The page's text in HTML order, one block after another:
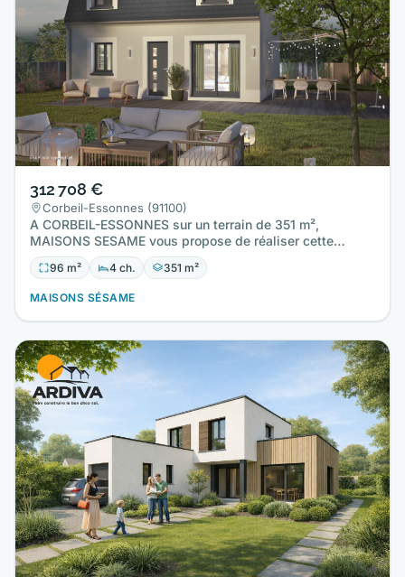
312 708 €
Corbeil-Essonnes (91100)
A CORBEIL-ESSONNES sur un terrain de 351 m²,
MAISONS SESAME vous propose de réaliser cette
maison neuve d'une surface…
96 m² 4 ch. 351 m²
MAISONS SÉSAME